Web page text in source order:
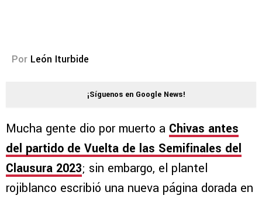
Por León Iturbide
¡Síguenos en Google News!
Mucha gente dio por muerto a Chivas antes
del partido de Vuelta de las Semifinales del
Clausura 2023; sin embargo, el plantel
rojiblanco escribió una nueva página dorada en